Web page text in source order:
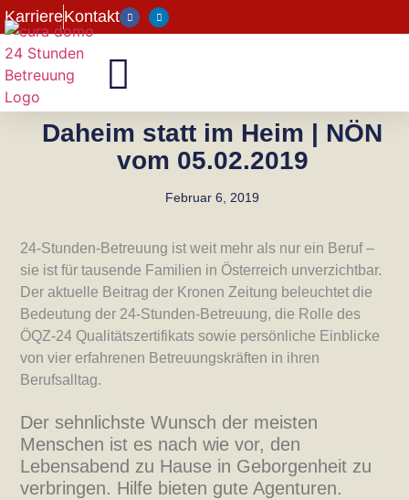
KarriereKontakt
Daheim statt im Heim | NÖN
vom 05.02.2019
Februar 6, 2019
24-Stunden-Betreuung ist weit mehr als nur ein Beruf –
sie ist für tausende Familien in Österreich unverzichtbar.
Der aktuelle Beitrag der Kronen Zeitung beleuchtet die
Bedeutung der 24-Stunden-Betreuung, die Rolle des
ÖQZ-24 Qualitätszertifikats sowie persönliche Einblicke
von vier erfahrenen Betreuungskräften in ihren
Berufsalltag.
Der sehnlichste Wunsch der meisten
Menschen ist es nach wie vor, den
Lebensabend zu Hause in Geborgenheit zu
verbringen. Hilfe bieten gute Agenturen.